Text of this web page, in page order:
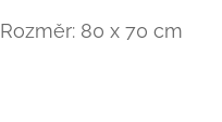
Rozměr: 80 x 70 cm